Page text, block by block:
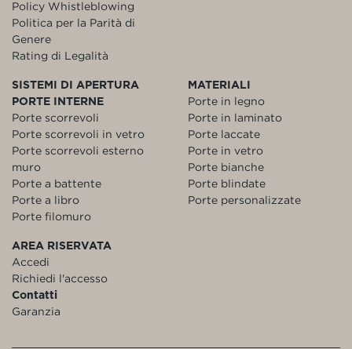
Policy Whistleblowing
Politica per la Parità di
Genere
Rating di Legalità
SISTEMI DI APERTURA
PORTE INTERNE
Porte scorrevoli
Porte scorrevoli in vetro
Porte scorrevoli esterno
muro
Porte a battente
Porte a libro
Porte filomuro
MATERIALI
Porte in legno
Porte in laminato
Porte laccate
Porte in vetro
Porte bianche
Porte blindate
Porte personalizzate
AREA RISERVATA
Accedi
Richiedi l'accesso
Contatti
Garanzia